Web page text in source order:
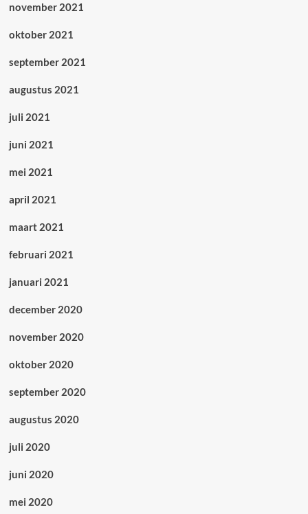
november 2021
oktober 2021
september 2021
augustus 2021
juli 2021
juni 2021
mei 2021
april 2021
maart 2021
februari 2021
januari 2021
december 2020
november 2020
oktober 2020
september 2020
augustus 2020
juli 2020
juni 2020
mei 2020